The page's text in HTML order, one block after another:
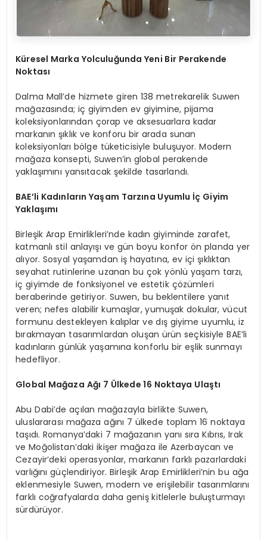
Küresel Marka Yolculuğunda Yeni Bir Perakende
Noktası
Dalma Mall’de hizmete giren 138 metrekarelik Suwen
mağazasında; iç giyimden ev giyimine, pijama
koleksiyonlarından çorap ve aksesuarlara kadar
markanın şıklık ve konforu bir arada sunan
koleksiyonları bölge tüketicisiyle buluşuyor. Modern
mağaza konsepti, Suwen’in global perakende
yaklaşımını yansıtacak şekilde tasarlandı.
BAE’li Kadınların Yaşam Tarzına Uyumlu İç Giyim
Yaklaşımı
Birleşik Arap Emirlikleri’nde kadın giyiminde zarafet,
katmanlı stil anlayışı ve gün boyu konfor ön planda yer
alıyor. Sosyal yaşamdan iş hayatına, ev içi şıklıktan
seyahat rutinlerine uzanan bu çok yönlü yaşam tarzı,
iç giyimde de fonksiyonel ve estetik çözümleri
beraberinde getiriyor. Suwen, bu beklentilere yanıt
veren; nefes alabilir kumaşlar, yumuşak dokular, vücut
formunu destekleyen kalıplar ve dış giyime uyumlu, iz
bırakmayan tasarımlardan oluşan ürün seçkisiyleBAE’li
kadınların günlük yaşamına konforlu bir eşlik sunmayı
hedefliyor.
Global Mağaza Ağı 7 Ülkede 16 Noktaya Ulaştı
Abu Dabi’de açılan mağazayla birlikte Suwen,
uluslararası mağaza ağını 7 ülkede toplam 16 noktaya
taşıdı. Romanya’daki 7 mağazanın yanı sıra Kıbrıs, Irak
ve Moğolistan’daki ikişer mağaza ile Azerbaycan ve
Cezayir’deki operasyonlar, markanın farklı pazarlardaki
varlığını güçlendiriyor. Birleşik Arap Emirlikleri’nin bu ağa
eklenmesiyle Suwen, modern ve erişilebilir tasarımlarını
farklı coğrafyalarda daha geniş kitlelerle buluşturmayı
sürdürüyor.